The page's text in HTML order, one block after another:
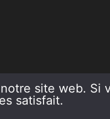
site web.
satisfait.